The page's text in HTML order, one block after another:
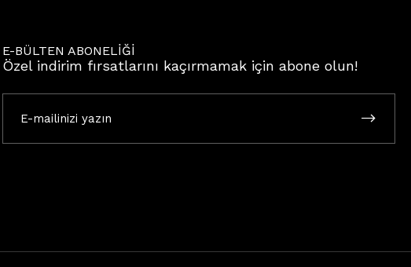
E-BÜLTEN ABONELİĞİ
Özel indirim fırsatlarını kaçırmamak için abone olun!